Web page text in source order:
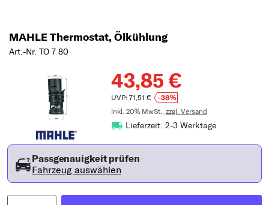
MAHLE Thermostat, Ölkühlung
Art.-Nr. TO 7 80
43,85 €
UVP: 71,51 €
-38%
inkl. 20% MwSt., zzgl. Versand
Lieferzeit: 2-3 Werktage
Passgenauigkeit prüfen
Fahrzeug auswählen